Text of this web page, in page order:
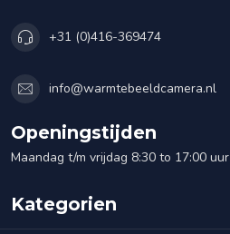
+31 (0)416-369474
info@warmtebeeldcamera.nl
Openingstijden
Maandag t/m vrijdag 8:30 to 17:00 uur
Kategorien